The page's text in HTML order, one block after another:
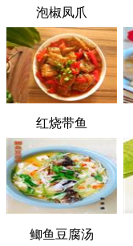
泡椒凤爪
红烧带鱼
鲫鱼豆腐汤